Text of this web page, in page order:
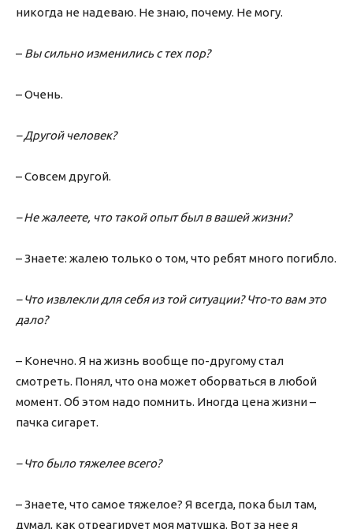
никогда не надеваю. Не знаю, почему. Не могу.
– Вы сильно изменились с тех пор?
– Очень.
– Другой человек?
– Совсем другой.
– Не жалеете, что такой опыт был в вашей жизни?
– Знаете: жалею только о том, что ребят много погибло.
– Что извлекли для себя из той ситуации? Что-то вам это
дало?
– Конечно. Я на жизнь вообще по-другому стал
смотреть. Понял, что она может оборваться в любой
момент. Об этом надо помнить. Иногда цена жизни –
пачка сигарет.
– Что было тяжелее всего?
– Знаете, что самое тяжелое? Я всегда, пока был там,
думал, как отреагирует моя матушка. Вот за нее я